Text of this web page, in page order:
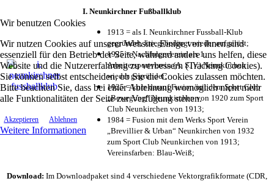
Wir benutzen Cookies
Wir nutzen Cookies auf unserer Website. Einige von ihnen sind
essenziell für den Betrieb der Seite, während andere uns helfen, diese
Website und die Nutzererfahrung zu verbessern (Tracking Cookies).
Sie können selbst entscheiden, ob Sie die Cookies zulassen möchten.
Bitte beachten Sie, dass bei einer Ablehnung womöglich nicht mehr
alle Funktionalitäten der Seite zur Verfügung stehen.
Akzeptieren Ablehnen
Weitere Informationen
I. Neunkirchner Fußballklub
1913 = als I. Neunkirchner Fussball-Klub
gegründet, kriegsbedingt wieder aufgelöst;
1925 = Nachfolgeverein als 1.
Arbeitersportverein (A. S. V.) Neunkirchen
wieder gegründet;
1925 = kurz darauf Fusion mit dem Sport Club
„Bewegung“ Neunkirchen von 1920 zum Sport
Club Neunkirchen von 1913;
1984 = Fusion mit dem Werks Sport Verein
„Brevillier & Urban“ Neunkirchen von 1932
zum Sport Club Neunkirchen von 1913;
Vereinsfarben: Blau-Weiß;
Download: Im Downloadpaket sind 4 verschiedene Vektorgrafikformate (CDR,